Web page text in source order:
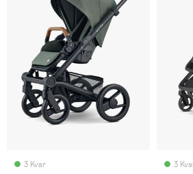
3 Kvar 3